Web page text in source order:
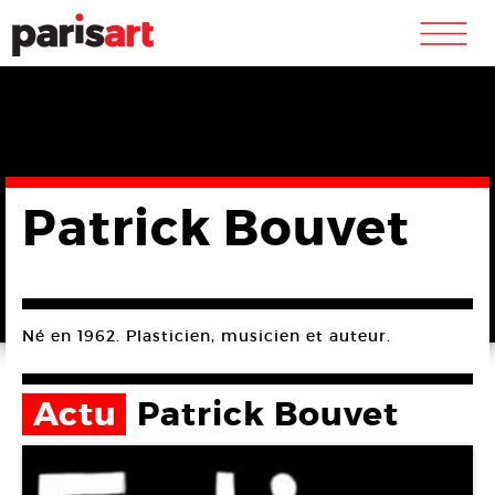
m
Patrick Bouvet
Né en 1962. Plasticien, musicien et auteur.
Actu Patrick Bouvet